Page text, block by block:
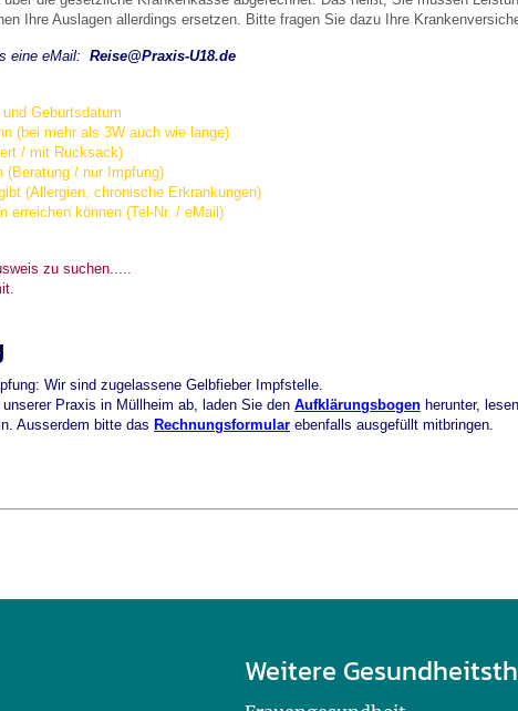
Ihre Auslagen allerdings ersetzen. Bitte fragen Sie dazu Ihre
eine eMail: Reise@Praxis-U18.de
Geburtsdatum
mehr als 3W auch wie lange)
/ mit Rucksack)
/ nur Impfung)
chronische Erkrankungen)
können (Tel-Nr. / eMail)
zu suchen.....
Wir sind zugelassene Gelbfieber Impfstelle.
Praxis in Müllheim ab, laden Sie den Aufklärungsbogen herunter,
Ausserdem bitte das Rechnungsformular ebenfalls ausgefüllt mitbringen.
Weitere